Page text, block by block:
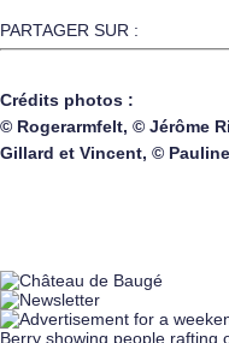
PARTAGER SUR :
Crédits photos :
© Rogerarmfelt, © Jérôme
Gillard et Vincent, ©